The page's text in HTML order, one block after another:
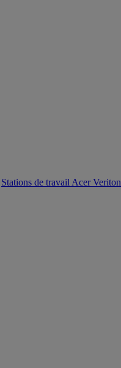
Stations de travail Acer Veriton